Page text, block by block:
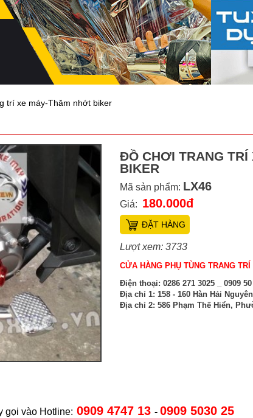
trí xe máy-Thăm nhớt biker
ĐỒ CHƠI TRANG TRÍ
BIKER
Mã sản phẩm: LX46
Giá: 180.000đ
ĐẶT HÀNG
Lượt xem: 3733
CỬA HÀNG PHỤ TÙNG TRANG TRÍ
Điện thoại: 0286 271 3025 _ 0909
Địa chỉ 1: 158 - 160 Hàn Hải
Địa chỉ 2: 586 Phạm Thế Hiển,
gọi vào Hotline: 0909 4747 13 - 0909 5030 25